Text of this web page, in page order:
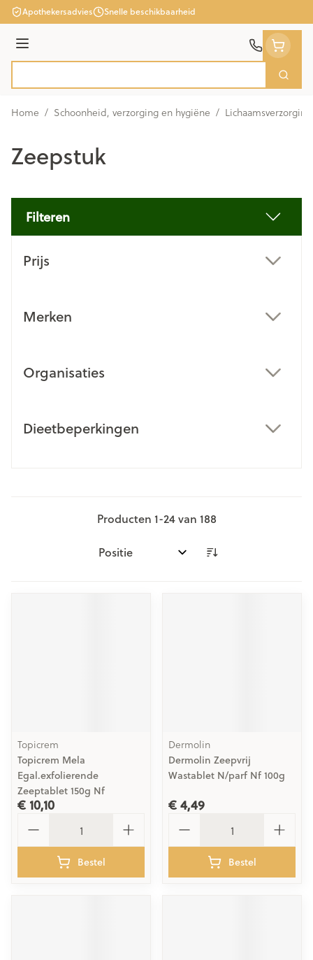
Ga naar de inhoud
Apothekersadvies Snelle beschikbaarheid
Menu
Zoek
Home / Schoonheid, verzorging en hygiëne / Lichaamsverzorging
Zeepstuk
Filteren
Prijs
Merken
Organisaties
Dieetbeperkingen
Producten 1-24van 188
Sorteer op:
Topicrem
Topicrem Mela
Egal.exfolierende
Zeeptablet 150g Nf
€ 10,10
Bestel
Dermolin
Dermolin Zeepvrij
Wastablet N/parf Nf 100g
€ 4,49
Bestel